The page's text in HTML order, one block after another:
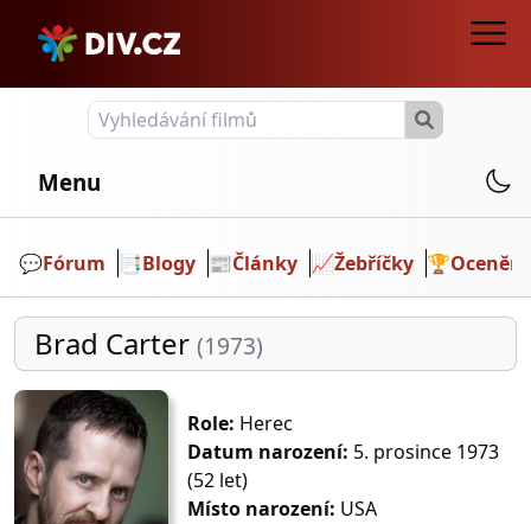
Menu
💬️Fórum 📑Blogy 📰Články 📈Žebříčky 🏆Ocenění
Brad Carter (1973)
Role: Herec
Datum narození: 5. prosince 1973
(52 let)
Místo narození: USA